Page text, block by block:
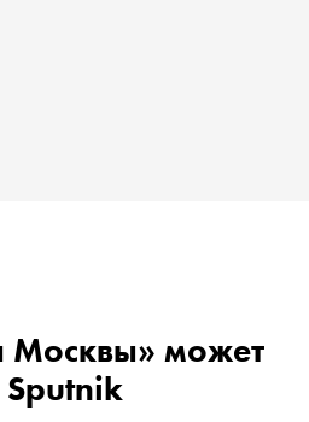
Москвы» может
Sputnik